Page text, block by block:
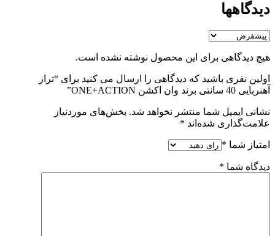
دیدگاهها
هیچ دیدگاهی برای این محصول نوشته نشده است.
اولین نفری باشید که دیدگاهی را ارسال می کنید برای “تراز
آهنربایی 40 سانتی برند وان اکشن ONE+ACTION”
نشانی ایمیل شما منتشر نخواهد شد. بخش‌های موردنیاز
علامت‌گذاری شده‌اند *
امتیاز شما *
دیدگاه شما *